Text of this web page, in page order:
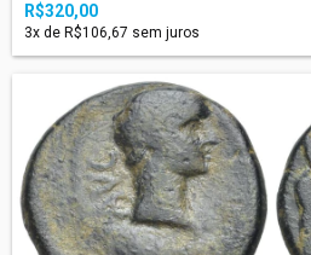
R$320,00
3x de R$106,67 sem juros